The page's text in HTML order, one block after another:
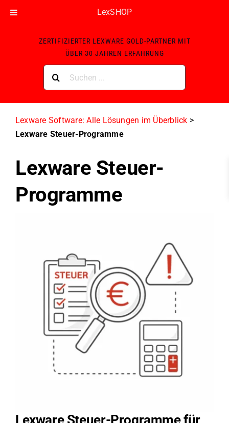
LexSHOP
ZERTIFIZIERTER LEXWARE GOLD-PARTNER MIT
ÜBER 30 JAHREN ERFAHRUNG
nach:
Lexware Software: Alle Lösungen im Überblick >
Lexware Steuer-Programme
Lexware Steuer-
Programme
Lexware Steuer-Programme für